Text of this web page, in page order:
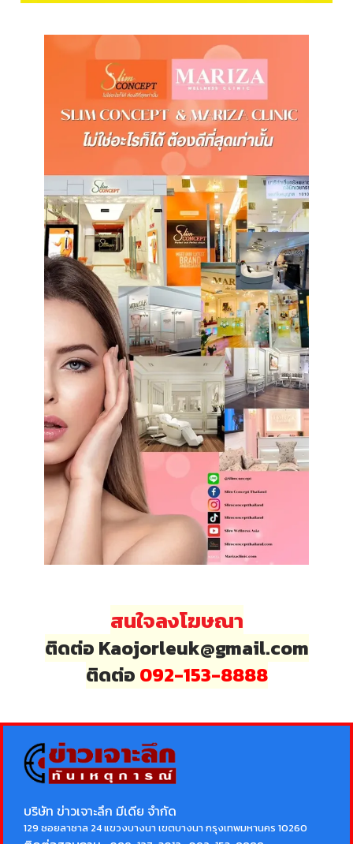
สนใจลงโฆษณา
ติดต่อ Kaojorleuk@gmail.com
ติดต่อ 092-153-8888
บริษัท ข่าวเจาะลึก มีเดีย จำกัด
129 ซอยลาซาล 24 แขวงบางนา เขตบางนา กรุงเทพมหานคร 10260